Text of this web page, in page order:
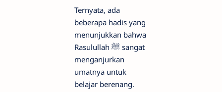
Ternyata, ada
beberapa hadis yang
menunjukkan bahwa
Rasulullah ﷺ sangat
menganjurkan
umatnya untuk
belajar berenang.